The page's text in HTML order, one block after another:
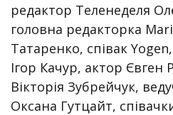
редактор Теленеделя
головна редакторка
Татаренко, співак
Ігор Качур, актор Євген
Вікторія Зубрейчук,
Оксана Гутцайт,